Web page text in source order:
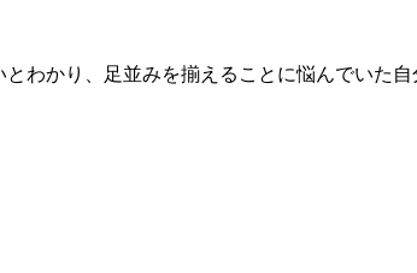
わかり、足並みを揃えることに悩んでいた自